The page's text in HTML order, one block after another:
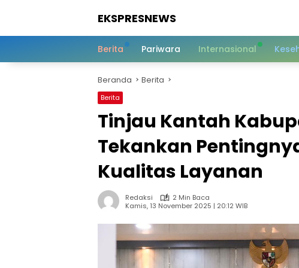
EKSPRESNEWS
Dalam
Berita Pariwara Internasional
Beranda Berita
Berita
Tinjau Kantah
Tekankan
Kualitas Layanan
Redaksi
2 Min Baca
Kamis, 13 November 2025 | 20:12 WIB